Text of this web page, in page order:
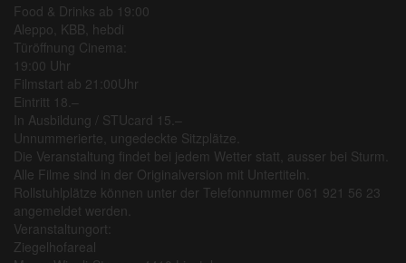
Food & Drinks ab 19:00
Aleppo, KBB, hebdi
Türöffnung Cinema:
19:00 Uhr
Filmstart ab 21:00Uhr
Eintritt 18.–
In Ausbildung / STUcard 15.–
Unnummerierte, ungedeckte Sitzplätze.
Die Veranstaltung findet bei jedem Wetter statt, ausser bei Sturm.
Alle Filme sind in der Originalversion mit Untertiteln.
Rollstuhlplätze können unter der Telefonnummer 061 921 56 23
angemeldet werden.
Veranstaltungort:
Ziegelhofareal